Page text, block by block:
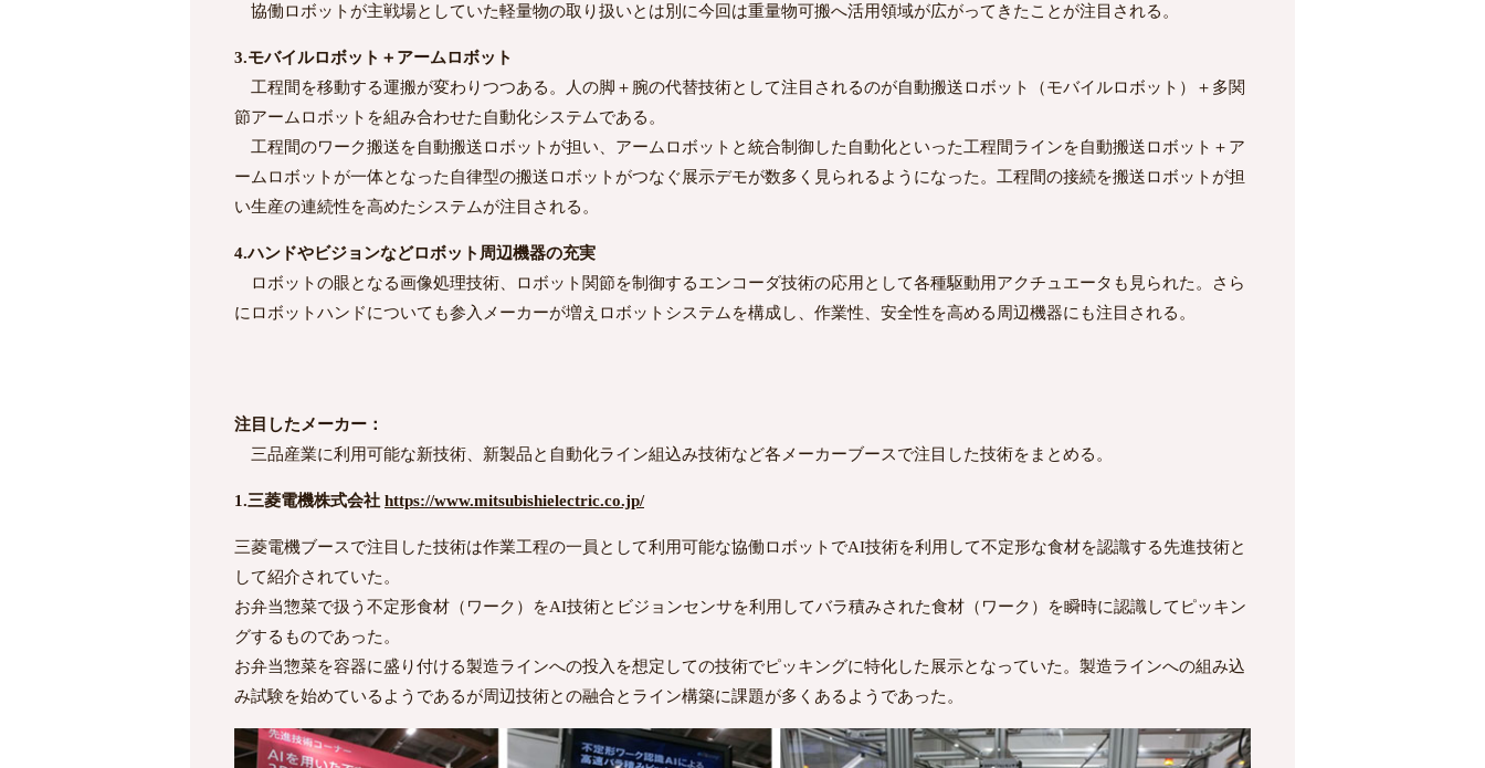
協働ロボットが主戦場としていた軽量物の取り扱いとは別に今回は重量物可搬へ活用領域が広がってきたことが注目される。
3.モバイルロボット＋アームロボット
工程間を移動する運搬が変わりつつある。人の脚＋腕の代替技術として注目されるのが自動搬送ロボット（モバイルロボット）＋多関
節アームロボットを組み合わせた自動化システムである。
工程間のワーク搬送を自動搬送ロボットが担い、アームロボットと統合制御した自動化といった工程間ラインを自動搬送ロボット＋ア
ームロボットが一体となった自律型の搬送ロボットがつなぐ展示デモが数多く見られるようになった。工程間の接続を搬送ロボットが担
い生産の連続性を高めたシステムが注目される。
4.ハンドやビジョンなどロボット周辺機器の充実
ロボットの眼となる画像処理技術、ロボット関節を制御するエンコーダ技術の応用として各種駆動用アクチュエータも見られた。さら
にロボットハンドについても参入メーカーが増えロボットシステムを構成し、作業性、安全性を高める周辺機器にも注目される。
注目したメーカー：
三品産業に利用可能な新技術、新製品と自動化ライン組込み技術など各メーカーブースで注目した技術をまとめる。
1.三菱電機株式会社 https://www.mitsubishielectric.co.jp/
三菱電機ブースで注目した技術は作業工程の一員として利用可能な協働ロボットでAI技術を利用して不定形な食材を認識する先進技術と
して紹介されていた。
お弁当惣菜で扱う不定形食材（ワーク）をAI技術とビジョンセンサを利用してバラ積みされた食材（ワーク）を瞬時に認識してピッキン
グするものであった。
お弁当惣菜を容器に盛り付ける製造ラインへの投入を想定しての技術でピッキングに特化した展示となっていた。製造ラインへの組み込
み試験を始めているようであるが周辺技術との融合とライン構築に課題が多くあるようであった。